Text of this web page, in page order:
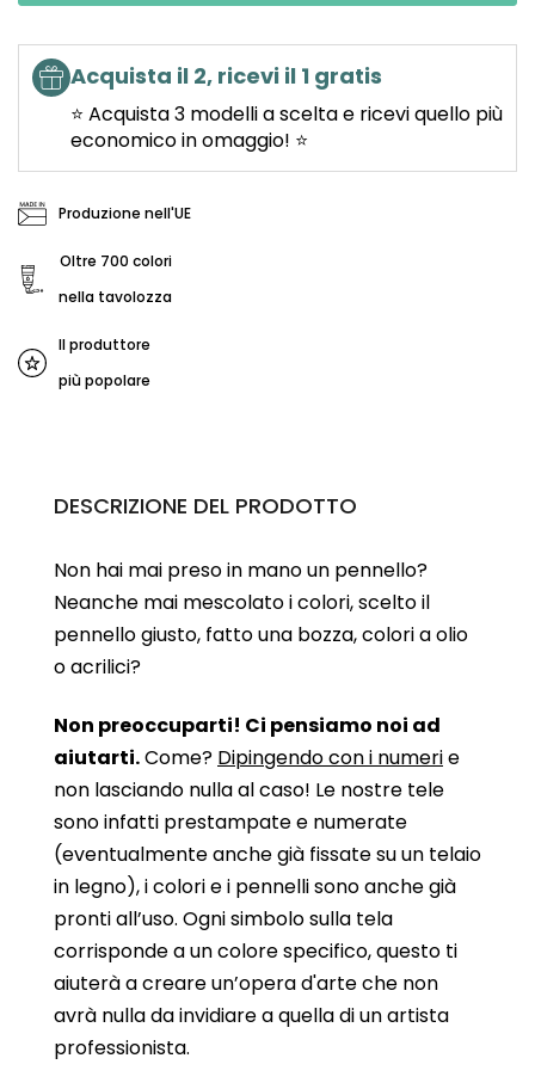
Acquista il 2, ricevi il 1 gratis
⭐ Acquista 3 modelli a scelta e ricevi quello più
economico in omaggio! ⭐
Produzione nell'UE
Oltre 700 colori
nella tavolozza
Il produttore
più popolare
DESCRIZIONE DEL PRODOTTO
Non hai mai preso in mano un pennello?
Neanche mai mescolato i colori, scelto il
pennello giusto, fatto una bozza, colori a olio
o acrilici?
Non preoccuparti! Ci pensiamo noi ad
aiutarti.Come? Dipingendo con i numerie
non lasciando nulla al caso! Le nostre tele
sono infatti prestampate e numerate
(eventualmente anche già fissate su un telaio
in legno), i colori e i pennelli sono anche già
pronti all’uso. Ogni simbolo sulla tela
corrisponde a un colore specifico, questo ti
aiuterà a creare un’opera d'arte che non
avrà nulla da invidiare a quella di un artista
professionista.